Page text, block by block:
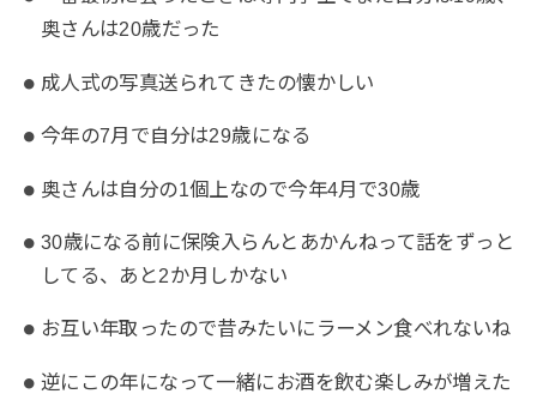
奥さんは20歳だった
成人式の写真送られてきたの懐かしい
今年の7月で自分は29歳になる
奥さんは自分の1個上なので今年4月で30歳
30歳になる前に保険入らんとあかんねって話をずっと
してる、あと2か月しかない
お互い年取ったので昔みたいにラーメン食べれないね
逆にこの年になって一緒にお酒を飲む楽しみが増えた